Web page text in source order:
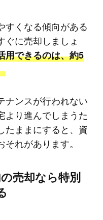
すくなる傾向がある
ぐに売却しましょ
用できるのは、約5
ナンスが行われない
より進んでしまうた
たままにすると、資
れがあります。
売却なら特別